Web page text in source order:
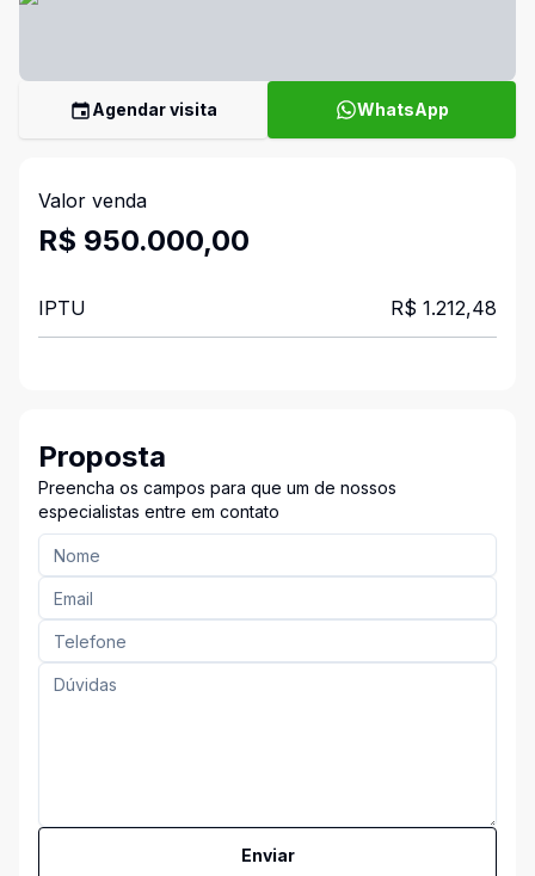
Agendar visita WhatsApp
Valor venda
R$ 950.000,00
IPTU R$ 1.212,48
Proposta
Preencha os campos para que um de nossos
especialistas entre em contato
Enviar